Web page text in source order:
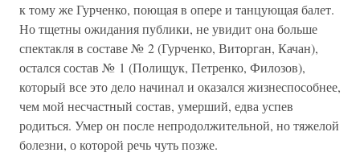
к тому же Гурченко, поющая в опере и танцующая балет.
Но тщетны ожидания публики, не увидит она больше
спектакля в составе № 2 (Гурченко, Виторган, Качан),
остался состав № 1 (Полищук, Петренко, Филозов),
который все это дело начинал и оказался жизнеспособнее,
чем мой несчастный состав, умерший, едва успев
родиться. Умер он после непродолжительной, но тяжелой
болезни, о которой речь чуть позже.